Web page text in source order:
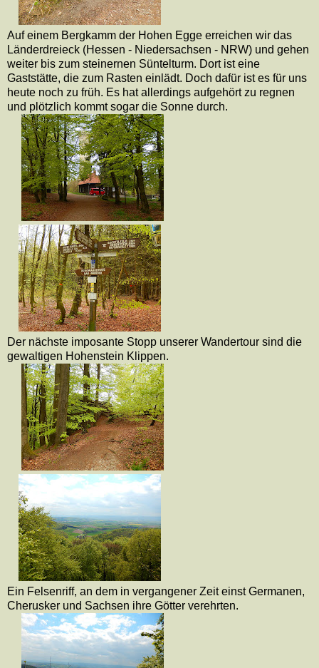
Auf einem Bergkamm der Hohen Egge erreichen wir das
Länderdreieck (Hessen - Niedersachsen - NRW) und gehen
weiter bis zum steinernen Süntelturm. Dort ist eine
Gaststätte, die zum Rasten einlädt. Doch dafür ist es für uns
heute noch zu früh. Es hat allerdings aufgehört zu regnen
und plötzlich kommt sogar die Sonne durch.
Der nächste imposante Stopp unserer Wandertour sind die
gewaltigen Hohenstein Klippen.
Ein Felsenriff, an dem in vergangener Zeit einst Germanen,
Cherusker und Sachsen ihre Götter verehrten.